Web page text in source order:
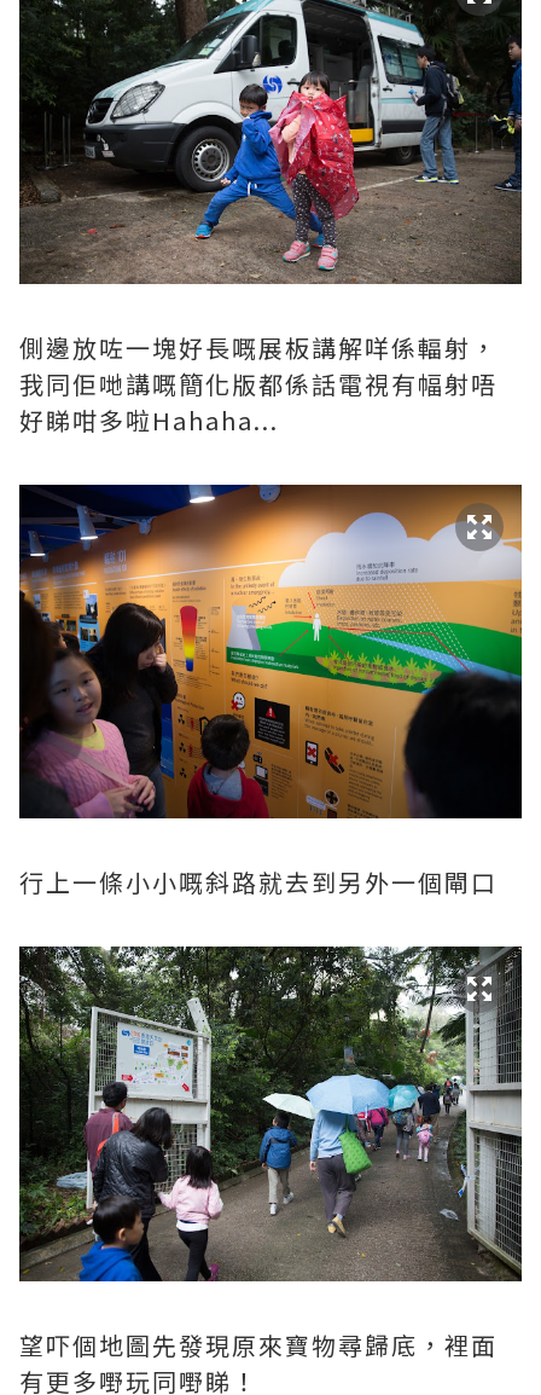
側邊放咗一塊好長嘅展板講解咩係輻射，
我同佢哋講嘅簡化版都係話電視有幅射唔
好睇咁多啦Hahaha...
行上一條小小嘅斜路就去到另外一個閘口
望吓個地圖先發現原來寶物尋歸底，裡面
有更多嘢玩同嘢睇！